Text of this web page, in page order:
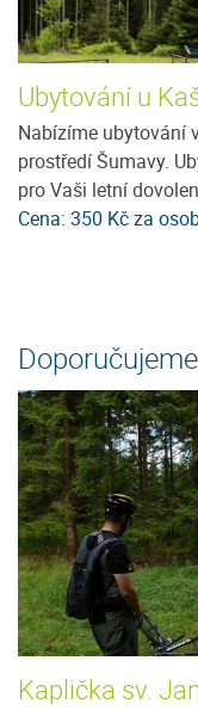
Ubytování u
Nabízíme ubytování
prostředí Šumavy.
pro Vaši letní
Cena: 350 Kč za
Doporučujeme
Kaplička sv.